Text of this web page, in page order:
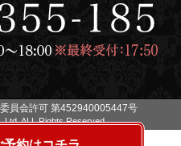
員会許可 第452940005447号
ALL Rights Reserved.